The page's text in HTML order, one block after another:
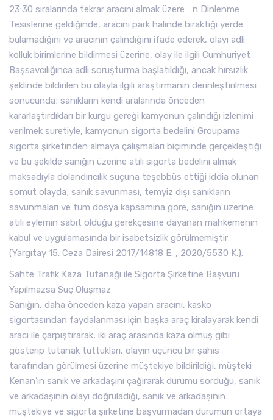
23:30 sıralarında tekrar aracını almak üzere …n Dinlenme
Tesislerine geldiğinde, aracını park halinde bıraktığı yerde
bulamadığını ve aracının çalındığını ifade ederek, olayı adli
kolluk birimlerine bildirmesi üzerine, olay ile ilgili Cumhuriyet
Başsavcılığınca adli soruşturma başlatıldığı, ancak hırsızlık
şeklinde bildirilen bu olayla ilgili araştırmanın derinleştirilmesi
sonucunda; sanıkların kendi aralarında önceden
kararlaştırdıkları bir kurgu gereği kamyonun çalındığı izlenimi
verilmek suretiyle, kamyonun sigorta bedelini Groupama
sigorta şirketinden almaya çalışmaları biçiminde gerçekleştiği
ve bu şekilde sanığın üzerine atılı sigorta bedelini almak
maksadıyla dolandırıcılık suçuna teşebbüs ettiği iddia olunan
somut olayda; sanık savunması, temyiz dışı sanıkların
savunmaları ve tüm dosya kapsamına göre, sanığın üzerine
atılı eylemin sabit olduğu gerekçesine dayanan mahkemenin
kabul ve uygulamasında bir isabetsizlik görülmemiştir
(Yargıtay 15. Ceza Dairesi 2017/14818 E. , 2020/5530 K.).
Sahte Trafik Kaza Tutanağı ile Sigorta Şirketine Başvuru
Yapılmazsa Suç Oluşmaz
Sanığın, daha önceden kaza yapan aracını, kasko
sigortasından faydalanması için başka araç kiralayarak kendi
aracı ile çarpıştırarak, iki araç arasında kaza olmuş gibi
gösterip tutanak tuttukları, olayın üçüncü bir şahıs
tarafından görülmesi üzerine müştekiye bildirildiği, müşteki
Kenan’ın sanık ve arkadaşını çağırarak durumu sorduğu, sanık
ve arkadaşının olayı doğruladığı, sanık ve arkadaşının
müştekiye ve sigorta şirketine başvurmadan durumun ortaya